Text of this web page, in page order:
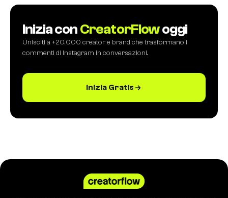
Inizia conCreatorFlowoggi
Unisciti a +20.000 creator e brand che trasformano i
commenti di Instagram in conversazioni.
Inizia Gratis